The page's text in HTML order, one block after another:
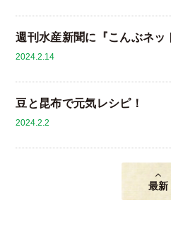
週刊水産新聞に『こんぶネッ
2024.2.14
豆と昆布で元気レシピ！
2024.2.2
最新